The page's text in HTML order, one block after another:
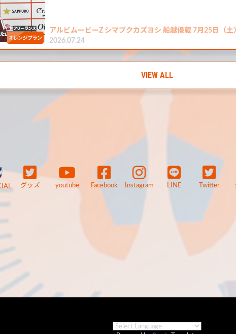
アルビムービーZ シマブクカズヨシ 船越優蔵 7月25日（
2026.07.24
VIEW ALL
グッズ youtube Facebook Instagram LINE Twitter